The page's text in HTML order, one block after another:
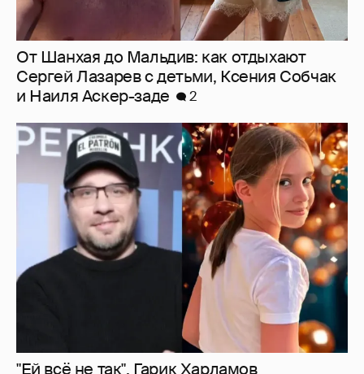
"Ей всё не так". Гарик Харламов
пожаловался на переходный возраст
дочери от Кристины Асмус
3